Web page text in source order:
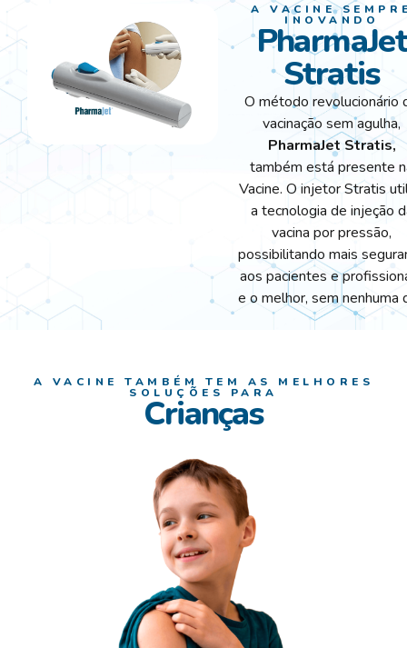
A VACINE
INOVANDO
PharmaJet
Stratis
O método revolucionário
vacinação sem agulha,
PharmaJet Stratis,
também está presente
Vacine. O injetor Stratis
a tecnologia de injeção
vacina por pressão,
possibilitando mais
aos pacientes e
e o melhor, sem nenhuma
A VACINE TAMBÉM TEM AS MELHORES
SOLUÇÕES PARA
Crianças